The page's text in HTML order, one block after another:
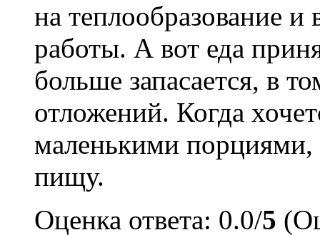
на теплообразование
работы. А вот еда
больше запасается, в
отложений. Когда
маленькими порциями,
пищу.
Оценка ответа: 0.0/5